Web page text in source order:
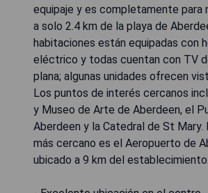
equipaje y es completamente para
a solo 2.4 km de la playa de
habitaciones están equipadas con
eléctrico y todas cuentan con TV
plana; algunas unidades ofrecen
Los puntos de interés cercanos
y Museo de Arte de Aberdeen, el
Aberdeen y la Catedral de St Mary.
más cercano es el Aeropuerto de
ubicado a 9 km del establecimiento.